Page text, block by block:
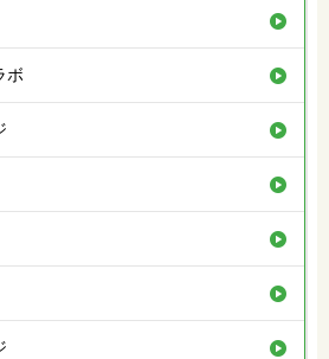
ボ